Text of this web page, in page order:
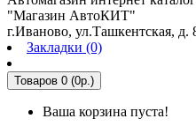
"Магазин АвтоКИТ"
г.Иваново, ул.Ташкентская, д.
Закладки (0)
Товаров 0 (0р.)
Ваша корзина пуста!